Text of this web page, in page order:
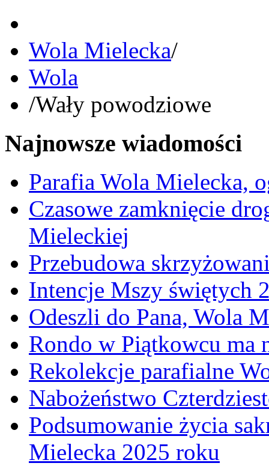
Wola Mielecka/
Wola
/Wały powodziowe
Najnowsze wiadomości
Parafia Wola Mielecka,
Czasowe zamknięcie
Mieleckiej
Przebudowa
Intencje Mszy świętych
Odeszli do Pana, Wola
Rondo w Piątkowcu ma
Rekolekcje parafialne
Nabożeństwo
Podsumowanie życia
Mielecka 2025 roku